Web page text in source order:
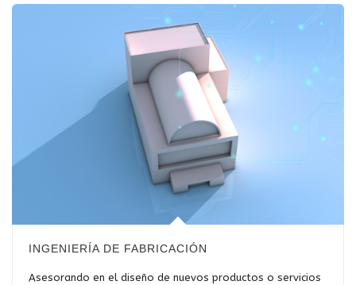
INGENIERÍA DE FABRICACIÓN
Asesorando en el diseño de nuevos productos o servicios